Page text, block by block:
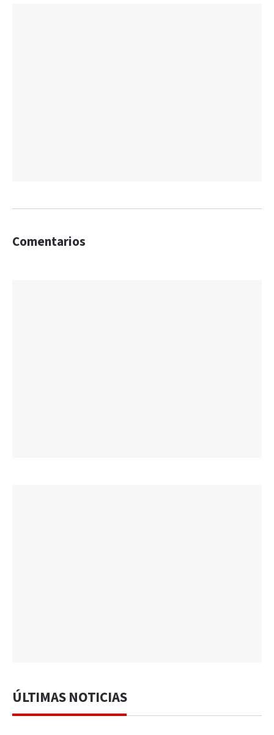
Comentarios
ÚLTIMAS NOTICIAS